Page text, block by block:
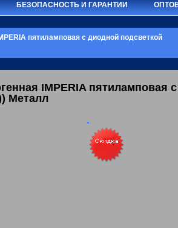
БЕЗОПАСНОСТЬ И ГАРАНТИИ
пятиламповая с диодной подсветкой
IMPERIAпятиламповая с
Металл